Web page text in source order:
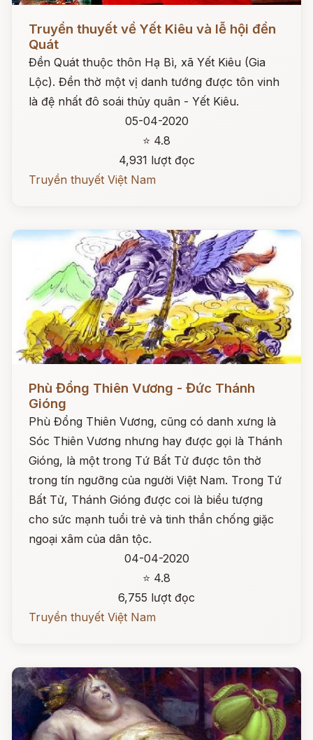
Đọc ngay
Truyền thuyết về Yết Kiêu và lễ hội đền
Quát
Đền Quát thuộc thôn Hạ Bì, xã Yết Kiêu (Gia
Lộc). Đền thờ một vị danh tướng được tôn vinh
là đệ nhất đô soái thủy quân - Yết Kiêu.
05-04-2020
⭐ 4.8
4,931 lượt đọc
Truyền thuyết Việt Nam
Phù Đổng Thiên Vương - Đức Thánh
Gióng
Phù Đổng Thiên Vương, cũng có danh xưng là
Sóc Thiên Vương nhưng hay được gọi là Thánh
Gióng, là một trong Tứ Bất Tử được tôn thờ
trong tín ngưỡng của người Việt Nam. Trong Tứ
Bất Tử, Thánh Gióng được coi là biểu tượng
cho sức mạnh tuổi trẻ và tinh thần chống giặc
ngoại xâm của dân tộc.
04-04-2020
⭐ 4.8
6,755 lượt đọc
Truyền thuyết Việt Nam